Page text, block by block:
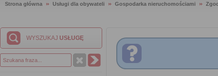
Strona główna Usługi dla obywateli Gospodarka nieruchomościami
WYSZUKAJ USŁUGĘ